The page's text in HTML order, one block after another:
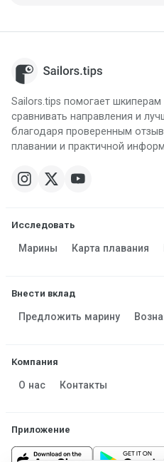
Sailors.tips помогает
сравнивать направления и
благодаря проверенным
плавании и практичной
Исследовать
Марины Карта плавания
Внести вклад
Предложить марину
Компания
О нас Контакты
Приложение